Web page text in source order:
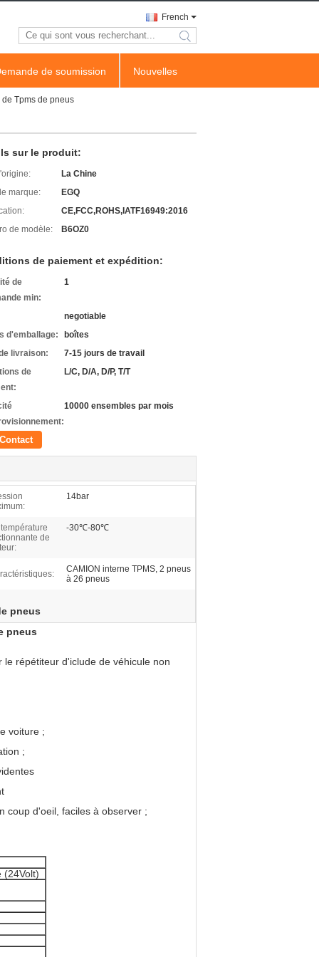
French
search
de soumission Nouvelles
Tpms de pneus
sur le produit:
La Chine
marque:
EGQ
CE,FCC,ROHS,IATF16949:2016
de modèle:
B6OZ0
de paiement et expédition:
de
min:
1
negotiable
d'emballage:
boîtes
livraison:
7-15 jours de travail
de
L/C, D/A, D/P, T/T
10000 ensembles par mois
Contact
14bar
température
de
-30℃-80℃
CAMION interne TPMS, 2 pneus
à 26 pneus
pneus
pneus
répétiteur d'iclude de véhicule non
voiture ;
;
coup d'oeil, faciles à observer ;
(24Volt)